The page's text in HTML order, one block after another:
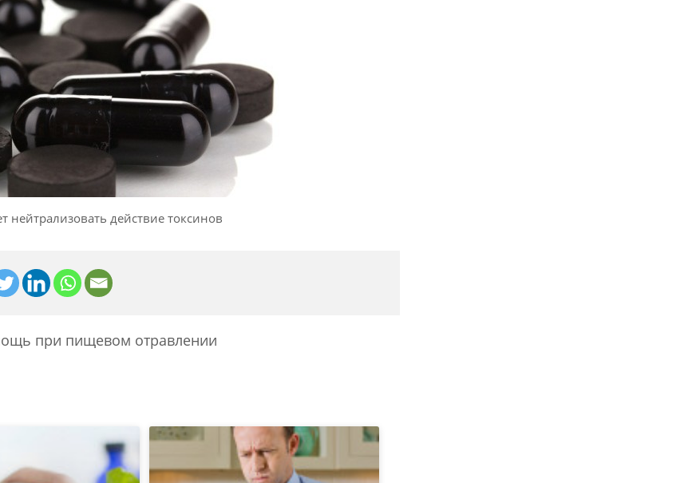
нейтрализовать действие токсинов
при пищевом отравлении